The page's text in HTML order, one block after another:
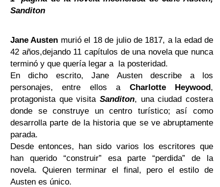
Sanditon
Jane Austen murió el 18 de julio de 1817, a la edad de
42 años,dejando 11 capítulos de una novela que nunca
terminó y que quería legar a la posteridad.
En dicho escrito, Jane Austen describe a los
personajes, entre ellos a Charlotte Heywood,
protagonista que visita Sanditon, una ciudad costera
donde se construye un centro turístico; así como
desarrolla parte de la historia que se ve abruptamente
parada.
Desde entonces, han sido varios los escritores que
han querido “construir” esa parte “perdida” de la
novela. Quieren terminar el final, pero el estilo de
Austen es único.